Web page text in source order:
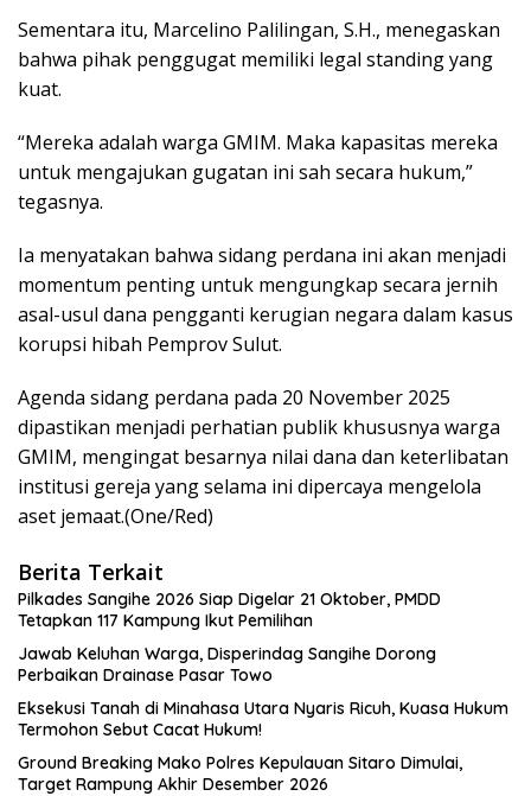
Sementara itu, Marcelino Palilingan, S.H., menegaskan
bahwa pihak penggugat memiliki legal standing yang
kuat.
“Mereka adalah warga GMIM. Maka kapasitas mereka
untuk mengajukan gugatan ini sah secara hukum,”
tegasnya.
Ia menyatakan bahwa sidang perdana ini akan menjadi
momentum penting untuk mengungkap secara jernih
asal-usul dana pengganti kerugian negara dalam kasus
korupsi hibah Pemprov Sulut.
Agenda sidang perdana pada 20 November 2025
dipastikan menjadi perhatian publik khususnya warga
GMIM, mengingat besarnya nilai dana dan keterlibatan
institusi gereja yang selama ini dipercaya mengelola
aset jemaat.(One/Red)
Berita Terkait
Pilkades Sangihe 2026 Siap Digelar 21 Oktober, PMDD
Tetapkan 117 Kampung Ikut Pemilihan
Jawab Keluhan Warga, Disperindag Sangihe Dorong
Perbaikan Drainase Pasar Towo
Eksekusi Tanah di Minahasa Utara Nyaris Ricuh, Kuasa Hukum
Termohon Sebut Cacat Hukum!
Ground Breaking Mako Polres Kepulauan Sitaro Dimulai,
Target Rampung Akhir Desember 2026